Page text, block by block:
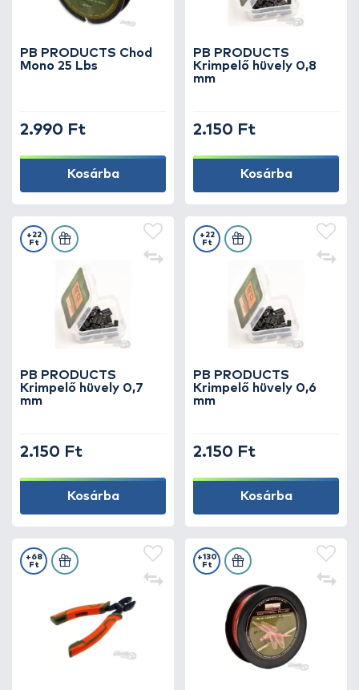
PB PRODUCTS Chod
Mono 25 Lbs
2.990 Ft
Kosárba
PB PRODUCTS
Krimpelő hüvely 0,8
mm
2.150 Ft
Kosárba
PB PRODUCTS
Krimpelő hüvely 0,7
mm
+22
Ft
2.150 Ft
Kosárba
PB PRODUCTS
Krimpelő hüvely 0,6
mm
+22
Ft
2.150 Ft
Kosárba
+68
Ft
+130
Ft